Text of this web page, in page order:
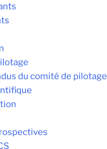
du comité de pilotage